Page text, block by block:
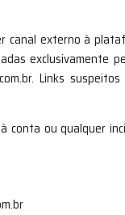
canal externo à
exclusivamente
Links
conta ou qualquer